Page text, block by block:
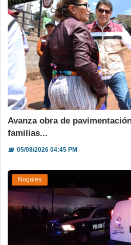
Avanza obra de
familias...
📅05/08/2026 04:45 PM
Nogales